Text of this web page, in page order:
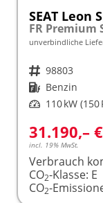
SEAT Leon
unverbindliche
Fahrzeugnr. 98803
Kraftstoff Benzin
Leistung 110 kW (150
31.190,– €
incl. 19% MwSt.
Verbrauch
CO2-Klasse: E
CO2-